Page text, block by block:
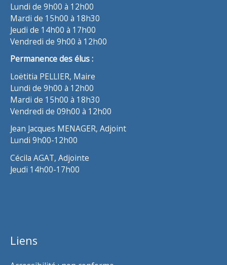
Lundi de 9h00 à 12h00
Mardi de 15h00 à 18h30
Jeudi de 14h00 à 17h00
Vendredi de 9h00 à 12h00
Permanence des élus :
Loëtitia PELLIER, Maire
Lundi de 9h00 à 12h00
Mardi de 15h00 à 18h30
Vendredi de 09h00 à 12h00
Jean Jacques MENAGER, Adjoint
Lundi 9h00-12h00
Cécila AGAT, Adjointe
Jeudi 14h00-17h00
Liens